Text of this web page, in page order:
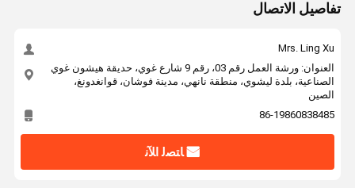
تفاصيل الاتصال
Mrs. Ling Xu
العنوان: ورشة العمل رقم 03، رقم 9 شارع غوي، حديقة هيشون غوي
الصناعية، بلدة ليشوي، منطقة نانهي، مدينة فوشان، قوانغدونغ،
الصين
86-19860838485
ﺎﺘﺼﻟ ﺍﻶﻧ